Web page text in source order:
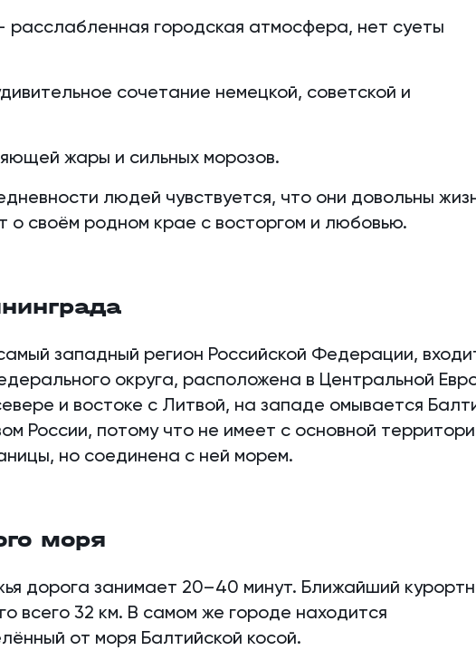
расслабленная городская атмосфера, нет суеты
сочетание немецкой, советской и
жары и сильных морозов.
людей чувствуется, что они довольны
о своём родном крае с восторгом и любовью.
западный регион Российской Федерации,
округа, расположена в Центральной
и востоке с Литвой, на западе омывается
России, потому что не имеет с основной
но соединена с ней морем.
моря
дорога занимает 20–40 минут. Ближайший
всего 32 км. В самом же городе находится
от моря Балтийской косой.